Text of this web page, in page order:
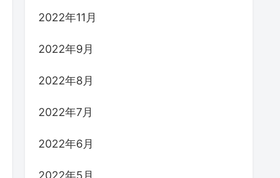
2022年11月
2022年9月
2022年8月
2022年7月
2022年6月